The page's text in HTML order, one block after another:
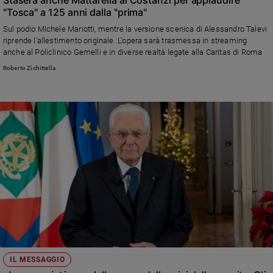
Policy
Chi
siamo
Pubblicità
Registrati
Redazione
Social
"Tosca" a 125 anni dalla "prima"
Sul podio MIchele Mariotti, mentre la versione scenica di Alessandro Talevi
riprende l'allestimento originale. L'opera sarà trasmessa in streaming
anche al Policlinico Gemelli e in diverse realtà legate alla Caritas di Roma
Roberto Zichittella
IL MESSAGGIO